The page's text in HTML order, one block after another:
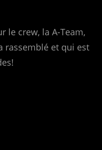
le crew, la A-Team,
rassemblé et qui est